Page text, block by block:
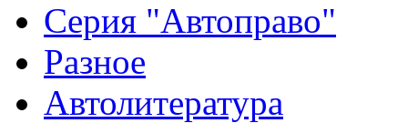
Серия "Автоправо"
Разное
Автолитература